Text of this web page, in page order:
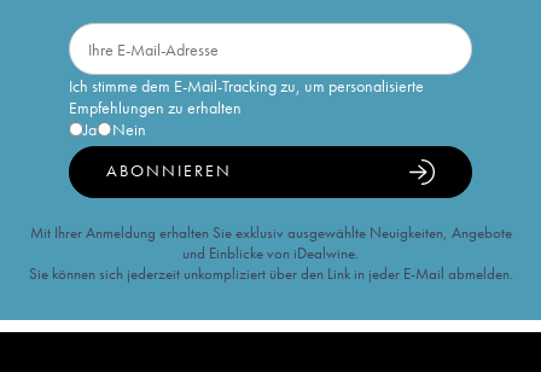
Ich stimme dem E-Mail-Tracking zu, um personalisierte
Empfehlungen zu erhalten
Ja
Nein
ABONNIEREN
Mit Ihrer Anmeldung erhalten Sie exklusiv ausgewählte Neuigkeiten, Angebote
und Einblicke von iDealwine.
Sie können sich jederzeit unkompliziert über den Link in jeder E-Mail abmelden.